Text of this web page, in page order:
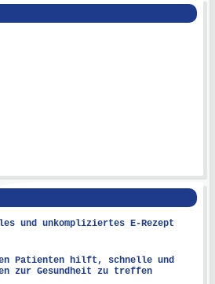
und unkompliziertes E-Rezept
Patienten hilft, schnelle und
zur Gesundheit zu treffen